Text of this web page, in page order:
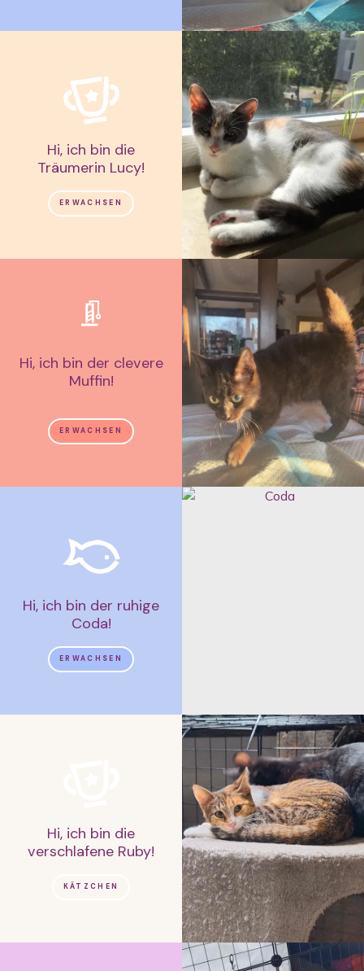
Hi, ich bin die
Träumerin Lucy!
ERWACHSEN
Hi, ich bin der clevere
Muffin!
ERWACHSEN
Hi, ich bin der ruhige
Coda!
ERWACHSEN
Hi, ich bin die
verschlafene Ruby!
KÄTZCHEN